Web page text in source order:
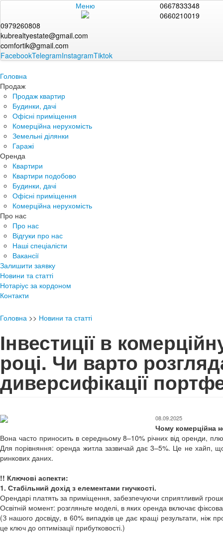
Меню
0667833348
0660210019
0979260808
kubrealtyestate@gmail.com
comfortik@gmail.com
FacebookTelegramInstagramTiktok
Головна
Продаж
Продаж квартир
Будинки, дачі
Офісні приміщення
Комерційна нерухомість
Земельні ділянки
Гаражі
Оренда
Квартири
Квартири подобово
Будинки, дачі
Офісні приміщення
Комерційна нерухомість
Про нас
Про нас
Відгуки про нас
Наші спеціалісти
Вакансії
Залишити заявку
Новини та статті
Нотаріус за кордоном
Контакти
Головна >> Новини та статті
Інвестиції в
році. Чи варто
диверсифікації
08.09.2025
Чому комерційна
Вона часто приносить в середньому 8–10% річних від оренди,
Для порівняння: оренда житла зазвичай дає 3–5%. Це не хайп,
ринкових даних.
!! Ключові аспекти:
1. Стабільний дохід з елементами гнучкості.
Орендарі платять за приміщення, забезпечуючи сприятливий
Освітній момент: розгляньте моделі, в яких оренда включає
(З нашого досвіду, в 60% випадків це дає кращі результати, ніж
це ключ до оптимізації прибутковості.)